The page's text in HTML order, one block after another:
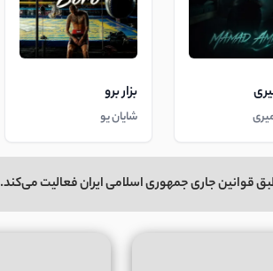
بزار برو
شایان یو
قوانین جاری جمهوری اسلامی ایران فعالیت می‌کند.